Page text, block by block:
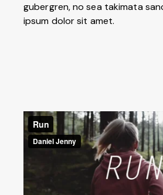
gubergren, no sea takimata
ipsum dolor sit amet.